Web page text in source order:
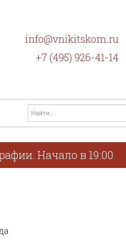
info@vnikitskom.ru
+7 (495) 926-41-14
Начало в 19:00